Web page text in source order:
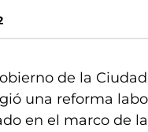
de la
una reforma
en el marco de